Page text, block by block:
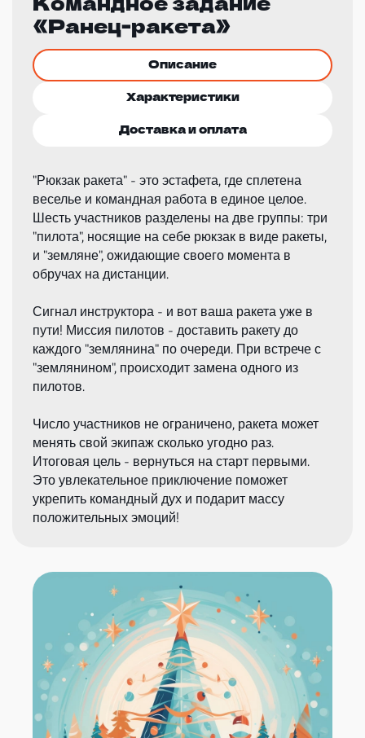
«Ранец-ракета»
Описание
Характеристики
Доставка и оплата
"Рюкзак ракета" - это эстафета, где сплетена
веселье и командная работа в единое целое.
Шесть участников разделены на две группы: три
"пилота", носящие на себе рюкзак в виде ракеты,
и "земляне", ожидающие своего момента в
обручах на дистанции.
Сигнал инструктора - и вот ваша ракета уже в
пути! Миссия пилотов - доставить ракету до
каждого "землянина" по очереди. При встрече с
"землянином", происходит замена одного из
пилотов.
Число участников не ограничено, ракета может
менять свой экипаж сколько угодно раз.
Итоговая цель - вернуться на старт первыми.
Это увлекательное приключение поможет
укрепить командный дух и подарит массу
положительных эмоций!